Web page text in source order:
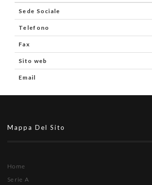
Sede Sociale
Telefono
Fax
Sito web
Email
Mappa Del Sito
Home
Serie A